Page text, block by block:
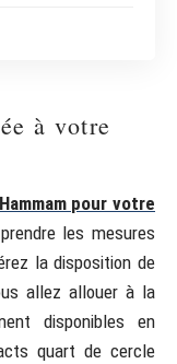
à votre
pour votre
les mesures
la disposition de
allez allouer à la
disponibles en
quart de cercle